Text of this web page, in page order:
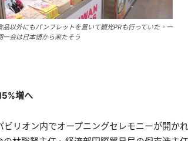
品以外にもパンフレットを置いて観光PRも行っていた。一
一会は日本語から来たそう
増へ
ビリオン内でオープニングセレモニーが開か